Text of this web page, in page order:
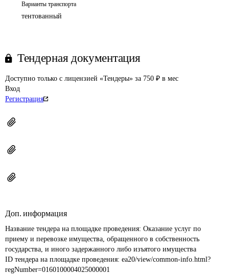
Варианты транспорта
тентованный
Тендерная документация
Доступно только с лицензией «Тендеры» за 750 ₽ в мес
Вход
Регистрация
Доп. информация
Название тендера на площадке проведения: Оказание услуг по
приему и перевозке имущества, обращенного в собственность
государства, и иного задержанного либо изъятого имущества
ID тендера на площадке проведения: ea20/view/common-info.html?
regNumber=0160100004025000001